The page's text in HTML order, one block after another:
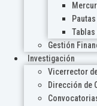
Tablas
Gestión
Investigación
Vicerrector
Dirección de